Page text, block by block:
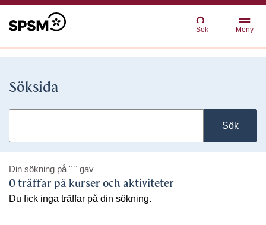
Sök Meny
Söksida
Sök
Din sökning på " " gav
0 träffar på kurser och aktiviteter
Du fick inga träffar på din sökning.